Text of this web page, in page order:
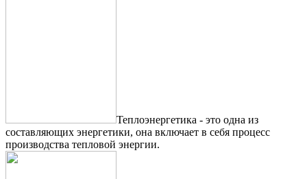
Теплоэнергетика - это одна из
составляющих энергетики, она включает в себя процесс
производства тепловой энергии.